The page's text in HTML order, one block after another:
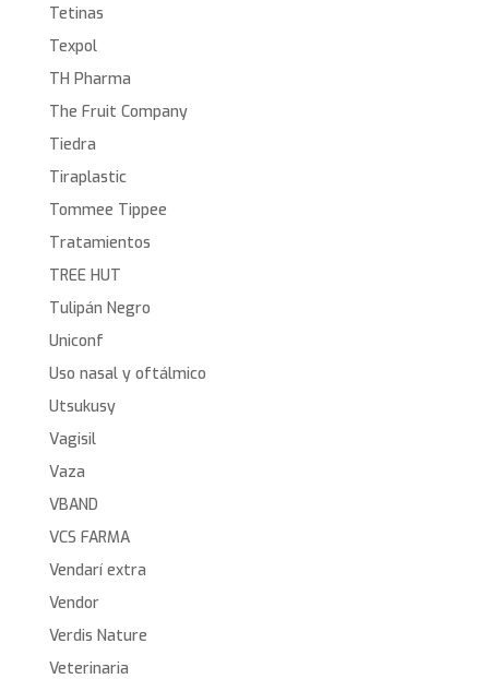
Tetinas
Texpol
TH Pharma
The Fruit Company
Tiedra
Tiraplastic
Tommee Tippee
Tratamientos
TREE HUT
Tulipán Negro
Uniconf
Uso nasal y oftálmico
Utsukusy
Vagisil
Vaza
VBAND
VCS FARMA
Vendarí extra
Vendor
Verdis Nature
Veterinaria